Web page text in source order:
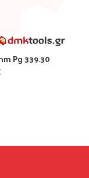
Pg 339.30